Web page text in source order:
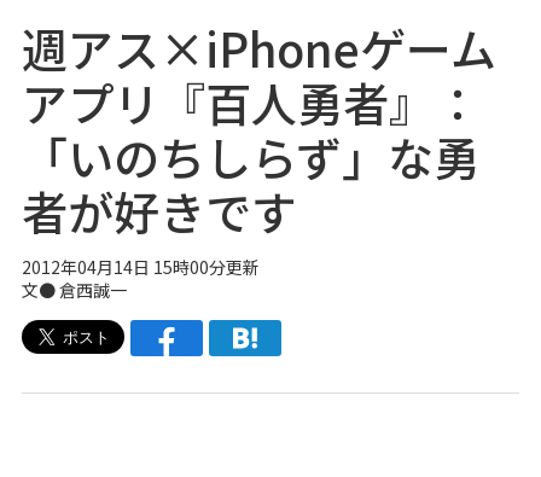
週アス×iPhoneゲーム
アプリ『百人勇者』：
「いのちしらず」な勇
者が好きです
2012年04月14日 15時00分更新
文●倉西誠一